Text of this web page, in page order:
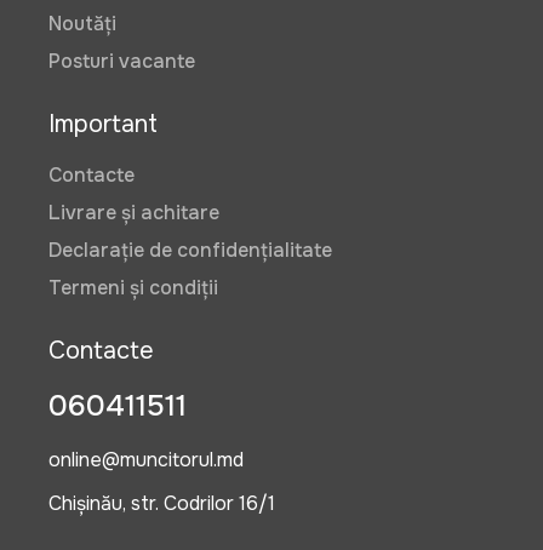
Noutăți
Posturi vacante
Important
Contacte
Livrare și achitare
Declarație de confidențialitate
Termeni și condiții
Contacte
060411511
online@muncitorul.md
Chișinău, str. Codrilor 16/1